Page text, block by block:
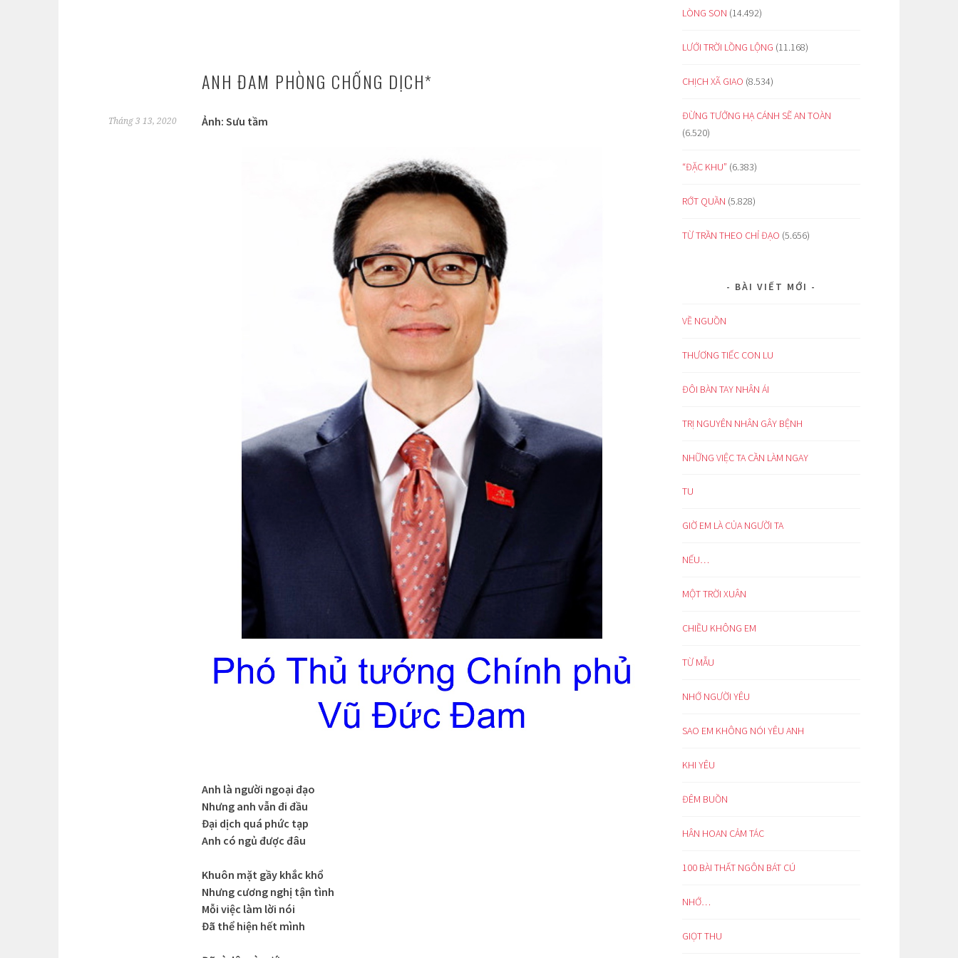
ANH ĐAM PHÒNG CHỐNG DỊCH*
Tháng 3 13, 2020 Ảnh: Sưu tầm
Anh là người ngoại đạo
Nhưng anh vẫn đi đầu
Đại dịch quá phức tạp
Anh có ngủ được đâu
Khuôn mặt gầy khắc khổ
Nhưng cương nghị tận tình
Mỗi việc làm lời nói
Đã thể hiện hết mình
LÒNG SON (14.492)
LƯỚI TRỜI LỒNG LỘNG (11.168)
CHỊCH XÃ GIAO (8.534)
ĐỪNG TƯỞNG HẠ CÁNH SẼ AN TOÀN
(6.520)
“ĐẶC KHU” (6.383)
RỚT QUẦN (5.828)
TỪ TRẦN THEO CHỈ ĐẠO (5.656)
BÀI VIẾT MỚI
VỀ NGUỒN
THƯƠNG TIẾC CON LU
ĐÔI BÀN TAY NHÂN ÁI
TRỊ NGUYÊN NHÂN GÂY BỆNH
NHỮNG VIỆC TA CẦN LÀM NGAY
TU
GIỜ EM LÀ CỦA NGƯỜI TA
NẾU…
MỘT TRỜI XUÂN
CHIỀU KHÔNG EM
TỪ MẪU
NHỚ NGƯỜI YÊU
SAO EM KHÔNG NÓI YÊU ANH
KHI YÊU
ĐÊM BUỒN
HÂN HOAN CẢM TÁC
100 BÀI THẤT NGÔN BÁT CÚ
NHỚ…
GIỌT THU